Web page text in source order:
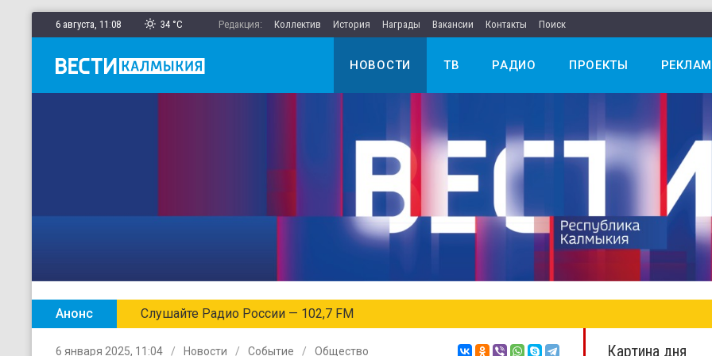
6 августа, 11 :08 34 °C Редакция: Коллектив История Награды Вакансии Контакты Поиск
НОВОСТИ ТВ РАДИО ПРОЕКТЫ
Анонс Слушайте Радио России — 102,7 FM
6 января 2025, 11:04 Новости Событие Общество Картина дня